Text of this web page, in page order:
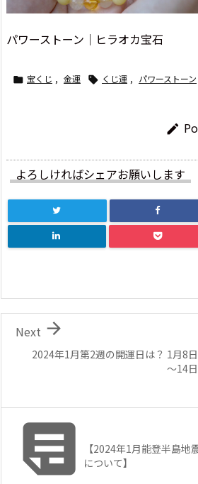
パワーストーン｜ヒラオカ宝石
 宝くじ , 金運  くじ運 , パワーストーン

よろしければシェアお願いします
2024年1月第2週の開運日は？ 1月8
～14

Next

【2024年1月能登半島
について】